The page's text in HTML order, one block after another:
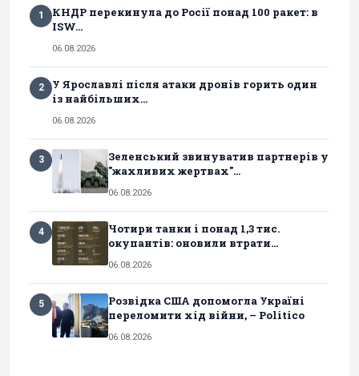
1
КНДР перекинула до Росії понад 100 ракет: в
ISW...
06.08.2026
2
У Ярославлі після атаки дронів горить один
із найбільших...
06.08.2026
3
Зеленський звинуватив партнерів у
"жахливих жертвах"...
06.08.2026
4
Чотири танки і понад 1,3 тис.
окупантів: оновили втрати...
06.08.2026
5
Розвідка США допомогла Україні
переломити хід війни, – Politico
06.08.2026